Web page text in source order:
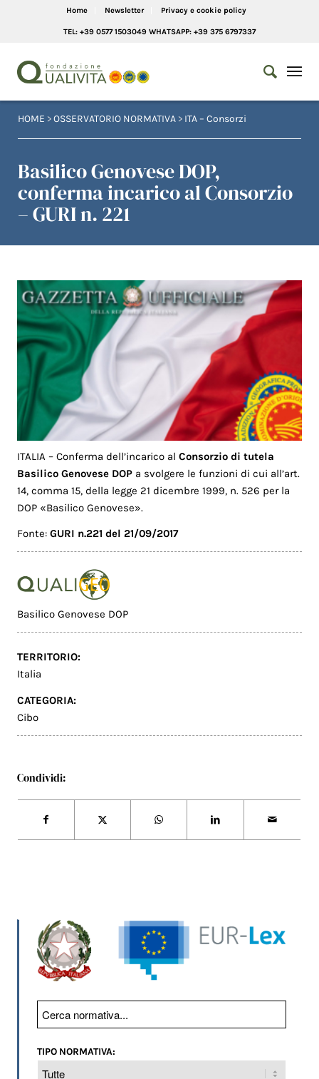
Home Newsletter Privacy e cookie policy
TEL: +39 0577 1503049 WHATSAPP: +39 375 6797337
HOME >OSSERVATORIO NORMATIVA > ITA – Consorzi
Basilico Genovese DOP,
conferma incarico al Consorzio
– GURI n. 221
ITALIA – Conferma dell’incarico alConsorzio di tutela
Basilico Genovese DOP a svolgere le funzioni di cui all’art.
14, comma 15, della legge 21 dicembre 1999, n. 526 per la
DOP «Basilico Genovese».
Fonte:GURI n.221 del 21/09/2017
Basilico Genovese DOP
TERRITORIO:
Italia
CATEGORIA:
Cibo
Condividi:
TIPO NORMATIVA: